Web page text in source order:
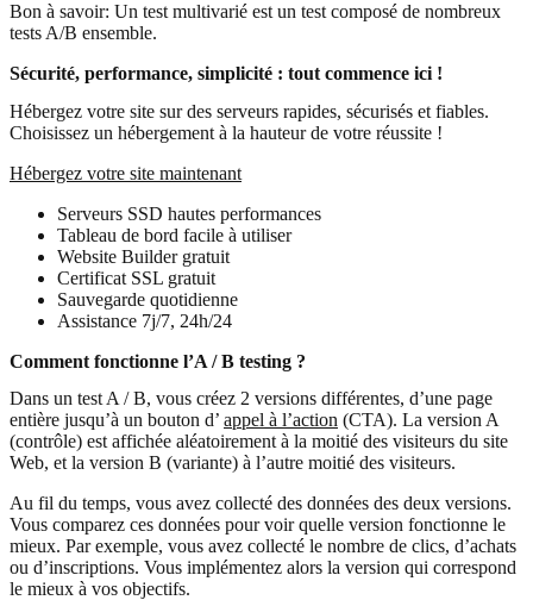
Bon à savoir: Un test multivarié est un test composé de nombreux
tests A/B ensemble.
Sécurité, performance, simplicité : tout commence ici !
Hébergez votre site sur des serveurs rapides, sécurisés et fiables.
Choisissez un hébergement à la hauteur de votre réussite !
Hébergez votre site maintenant
Serveurs SSD hautes performances
Tableau de bord facile à utiliser
Website Builder gratuit
Certificat SSL gratuit
Sauvegarde quotidienne
Assistance 7j/7, 24h/24
Comment fonctionne l’A / B testing ?
Dans un test A / B, vous créez 2 versions différentes, d’une page
entière jusqu’à un bouton d’ appel à l’action (CTA). La version A
(contrôle) est affichée aléatoirement à la moitié des visiteurs du site
Web, et la version B (variante) à l’autre moitié des visiteurs.
Au fil du temps, vous avez collecté des données des deux versions.
Vous comparez ces données pour voir quelle version fonctionne le
mieux. Par exemple, vous avez collecté le nombre de clics, d’achats
ou d’inscriptions. Vous implémentez alors la version qui correspond
le mieux à vos objectifs.